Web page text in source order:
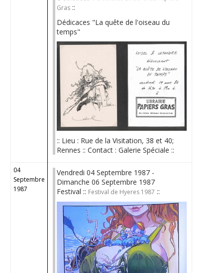
Gras ::
Dédicaces "La quête de l'oiseau du
temps"
:: Lieu : Rue de la Visitation, 38 et 40;
Rennes :: Contact : Galerie Spéciale ::
04
Septembre
1987
Vendredi 04 Septembre 1987 -
Dimanche 06 Septembre 1987
Festival :: Festival de Hyeres 1987 ::